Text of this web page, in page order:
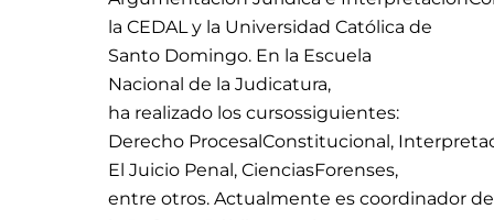
la CEDAL y la Universidad Católica de
Santo Domingo. En la Escuela
Nacional de la Judicatura,
ha realizado los cursossiguientes:
Derecho Procesal Constitucional ,
El Juicio Penal, CienciasForenses,
entre otros. Actualmente es coordinador de